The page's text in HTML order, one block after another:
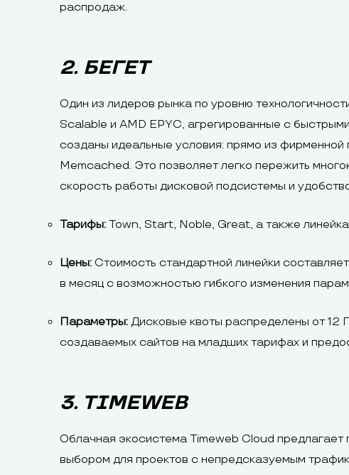
распродаж.
2. БЕГЕТ
Один из лидеров рынка по уровню
Scalable и AMD EPYC, агрегированные с
созданы идеальные условия: прямо из
Memcached. Это позволяет легко пережить
скорость работы дисковой подсистемы и
Тарифы: Town, Start, Noble, Great, а также
Цены: Стоимость стандартной линейки
в месяц с возможностью гибкого изменения
Параметры: Дисковые квоты распределены от 12
создаваемых сайтов на младших тарифах и
3. TIMEWEB
Облачная экосистема Timeweb Cloud
выбором для проектов с непредсказуемым